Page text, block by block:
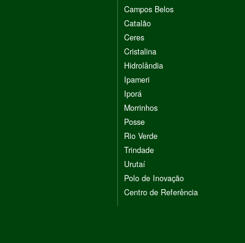
Campos Belos
Catalão
Ceres
Cristalina
Hidrolândia
Ipameri
Iporá
Morrinhos
Posse
Rio Verde
Trindade
Urutaí
Polo de Inovação
Centro de Referência